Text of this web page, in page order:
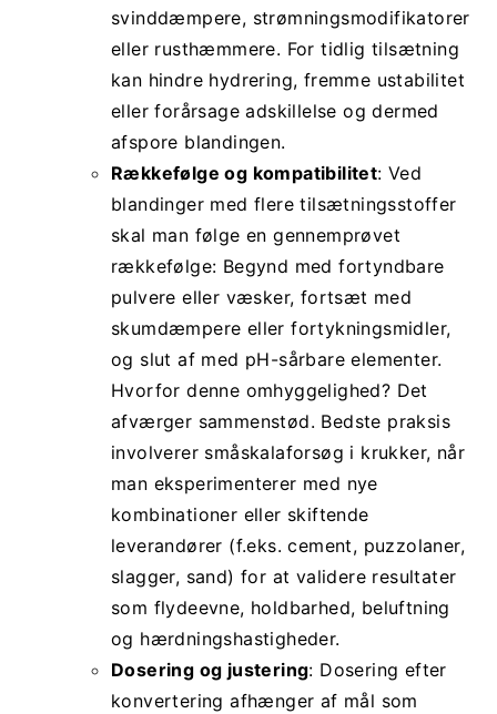
svinddæmpere, strømningsmodifikatorer
eller rusthæmmere. For tidlig tilsætning
kan hindre hydrering, fremme ustabilitet
eller forårsage adskillelse og dermed
afspore blandingen.
Rækkefølge og kompatibilitet: Ved
blandinger med flere tilsætningsstoffer
skal man følge en gennemprøvet
rækkefølge: Begynd med fortyndbare
pulvere eller væsker, fortsæt med
skumdæmpere eller fortykningsmidler,
og slut af med pH-sårbare elementer.
Hvorfor denne omhyggelighed? Det
afværger sammenstød. Bedste praksis
involverer småskalaforsøg i krukker, når
man eksperimenterer med nye
kombinationer eller skiftende
leverandører (f.eks. cement, puzzolaner,
slagger, sand) for at validere resultater
som flydeevne, holdbarhed, beluftning
og hærdningshastigheder.
Dosering og justering: Dosering efter
konvertering afhænger af mål som